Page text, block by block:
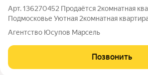
Арт. 136270452 Продаётся 2комнатная
Подмосковье Уютная 2комнатная
м на первом этаже деревянного дома.
тёплая, готова к заселению. Что в
отдыха; просторный
Агентство Юсупов Марсель
Позвонить